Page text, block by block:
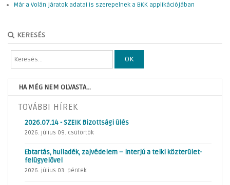
Már a Volán járatok adatai is szerepelnek a BKK applikációjában
KERESÉS
OK
HA MÉG NEM OLVASTA...
TOVÁBBI HÍREK
2026.07.14 - SZEIK Bizottsági ülés
2026. július 09. csütörtök
Ebtartás, hulladék, zajvédelem – interjú a telki közterület-
felügyelővel
2026. július 03. péntek